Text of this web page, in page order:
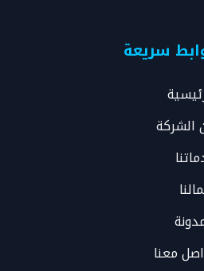
سريعة
الشركة
معنا